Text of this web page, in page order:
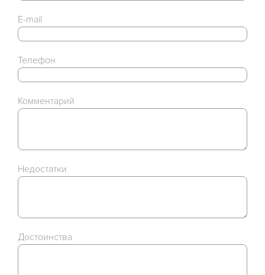
E-mail
Телефон
Комментарий
Недостатки
Достоинства